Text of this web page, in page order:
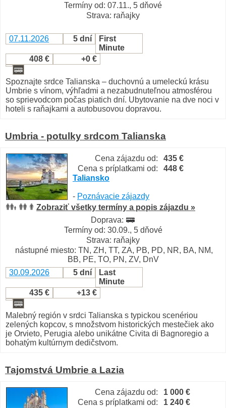
Termíny od: 07.11., 5 dňové
Strava: raňajky
07.11.2026 5 dní
First
Minute
408 €
+0 €
Spoznajte srdce Talianska – duchovnú a umeleckú krásu
Umbrie s vínom, výhľadmi a nezabudnuteľnou atmosférou
so sprievodcom počas piatich dní. Ubytovanie na dve noci v
hoteli s raňajkami a autobusovou dopravou.
Umbria - potulky srdcom Talianska
Cena zájazdu od:
435 €
Cena s príplatkami od:
448 €
Taliansko
- Poznávacie zájazdy
Zobraziť všetky termíny a popis zájazdu »
Doprava:
Termíny od: 30.09., 5 dňové
Strava: raňajky
nástupné miesto: TN, ZH, TT, ZA, PB, PD, NR, BA, NM,
BB, PE, TO, PN, ZV, DnV
30.09.2026
5 dní
Last
Minute
435 €
+13 €
Malebný región v srdci Talianska s typickou scenériou
zelených kopcov, s množstvom historických mestečiek ako
je Orvieto, Perugia alebo unikátne Civita di Bagnoregio a
bohatým kultúrnym dedičstvom.
Tajomstvá Umbrie a Lazia
Cena zájazdu od:
1 000 €
Cena s príplatkami od:
1 240 €